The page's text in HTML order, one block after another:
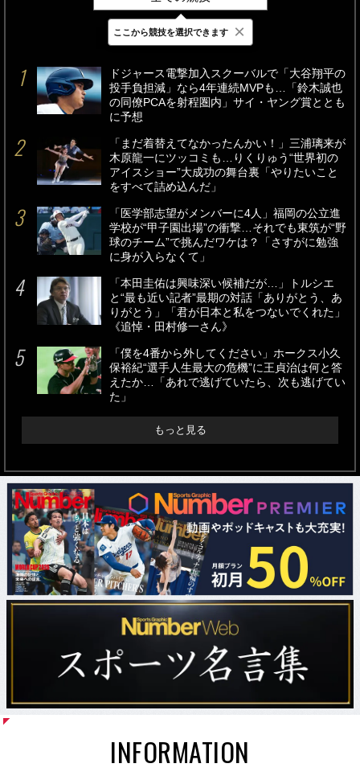
最新 24時間 週間
ドジャース電撃加入スクーバルで「大谷翔平の
投手負担減」なら4年連続MVPも…「鈴木誠也
の同僚PCAを射程圏内」サイ・ヤング賞ととも
に予想
「まだ着替えてなかったんかい！」三浦璃来が
木原龍一にツッコミも…りくりゅう“世界初の
アイスショー”大成功の舞台裏「やりたいこと
をすべて詰め込んだ」
「医学部志望がメンバーに4人」福岡の公立進
学校が“甲子園出場”の衝撃…それでも東筑が“野
球のチーム”で挑んだワケは？「さすがに勉強
に身が入らなくて」
「本田圭佑は興味深い候補だが…」トルシエ
と“最も近い記者”最期の対話「ありがとう、あ
りがとう」「君が日本と私をつないでくれた」
《追悼・田村修一さん》
「僕を4番から外してください」ホークス小久
保裕紀“選手人生最大の危機”に王貞治は何と答
えたか…「あれで逃げていたら、次も逃げてい
た」
もっと見る
INFORMATION
ここから競技を選択できます ×